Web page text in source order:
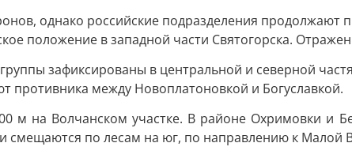
однако российские подразделения продолжают
положение в западной части Святогорска.
зафиксированы в центральной и северной
противника между Новоплатоновкой и Богуславкой.
м на Волчанском участке. В районе Охримовки и
смещаются по лесам на юг, по направлению к Малой